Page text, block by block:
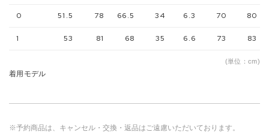
0 51.5 78 66.5 34 6.3 70 80
1 53 81 68 35 6.6 73 83
(単位：cm)
着用モデル
※予約商品は、キャンセル・交換・返品はご遠慮いただいております。